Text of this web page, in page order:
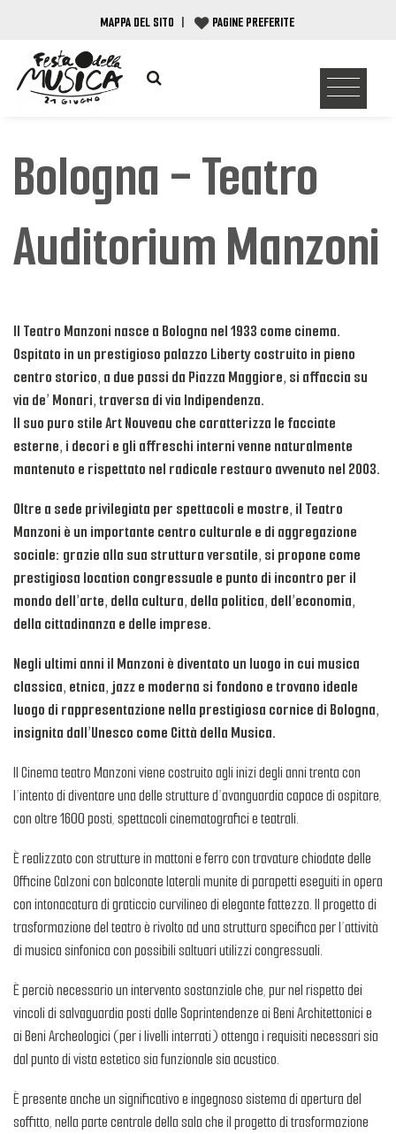
MAPPA DEL SITO | PAGINE PREFERITE
Bologna - Teatro
Auditorium Manzoni
Il Teatro Manzoni nasce a Bologna nel 1933 come cinema.
Ospitato in un prestigioso palazzo Liberty costruito in pieno
centro storico, a due passi da Piazza Maggiore, si affaccia su
via de’ Monari, traversa di via Indipendenza.
Il suo puro stile Art Nouveau che caratterizza le facciate
esterne, i decori e gli affreschi interni venne naturalmente
mantenuto e rispettato nel radicale restauro avvenuto nel 2003.
Oltre a sede privilegiata per spettacoli e mostre, il Teatro
Manzoni è un importante centro culturale e di aggregazione
sociale: grazie alla sua struttura versatile, si propone come
prestigiosa location congressuale e punto di incontro per il
mondo dell’arte, della cultura, della politica, dell’economia,
della cittadinanza e delle imprese.
Negli ultimi anni il Manzoni è diventato un luogo in cui musica
classica, etnica, jazz e moderna si fondono e trovano ideale
luogo di rappresentazione nella prestigiosa cornice di Bologna,
insignita dall’Unesco come Città della Musica.
Il Cinema teatro Manzoni viene costruito agli inizi degli anni trenta con
l’intento di diventare una delle strutture d’avanguardia capace di ospitare,
con oltre 1600 posti, spettacoli cinematografici e teatrali.
È realizzato con strutture in mattoni e ferro con travature chiodate delle
Officine Calzoni con balconate laterali munite di parapetti eseguiti in opera
con intonacatura di graticcio curvilineo di elegante fattezza. Il progetto di
trasformazione del teatro è rivolto ad una struttura specifica per l’attività
di musica sinfonica con possibili saltuari utilizzi congressuali.
È perciò necessario un intervento sostanziale che, pur nel rispetto dei
vincoli di salvaguardia posti dalle Soprintendenze ai Beni Architettonici e
ai Beni Archeologici (per i livelli interrati) ottenga i requisiti necessari sia
dal punto di vista estetico sia funzionale sia acustico.
È presente anche un significativo e ingegnoso sistema di apertura del
soffitto, nella parte centrale della sala che il progetto di trasformazione